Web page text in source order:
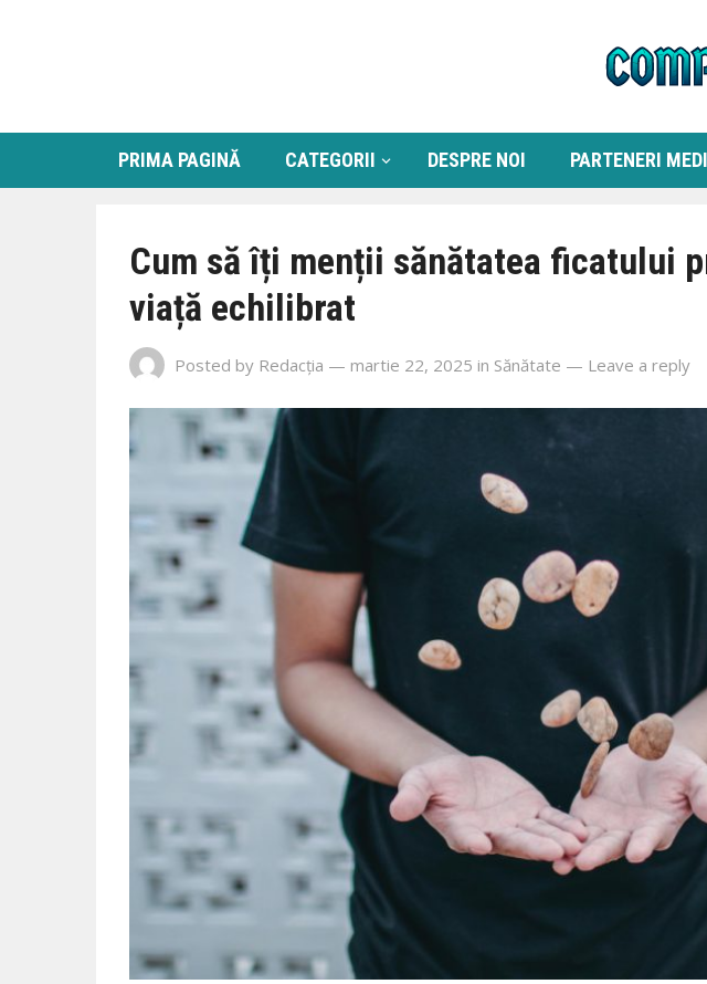
PRIMA PAGINĂ CATEGORII DESPRE NOI PARTENERI
Cum să îți menții sănătatea ficatului
viață echilibrat
Posted by Redacția — martie 22, 2025 in Sănătate — Leave a reply